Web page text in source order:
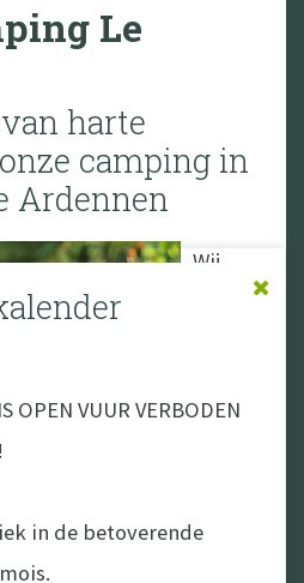
Le
harte
camping in
Ardennen
Wij,
al jaren over het
OPEN VUUR VERBODEN
in de betoverende